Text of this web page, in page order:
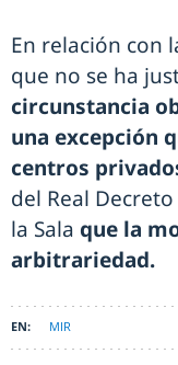
En relación con
que no se ha
circunstancia
una excepción
centros
del Real
la Sala que la
arbitrariedad.
MIR